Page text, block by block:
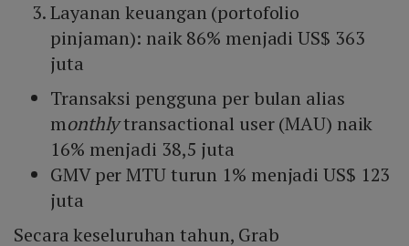
Layanan keuangan (portofolio
pinjaman): naik 86% menjadi US$ 363
juta
Transaksi pengguna per bulan alias
monthlytransactional user (MAU) naik
16% menjadi 38,5 juta
GMV per MTU turun 1% menjadi US$ 123
juta
Secara keseluruhan tahun, Grab